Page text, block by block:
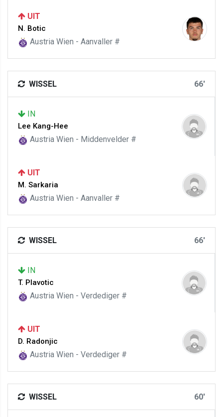
UIT
N. Botic
Austria Wien - Aanvaller #
WISSEL 66'
IN
Lee Kang-Hee
Austria Wien - Middenvelder #
UIT
M. Sarkaria
Austria Wien - Aanvaller #
WISSEL 66'
IN
T. Plavotic
Austria Wien - Verdediger #
UIT
D. Radonjic
Austria Wien - Verdediger #
WISSEL 60'